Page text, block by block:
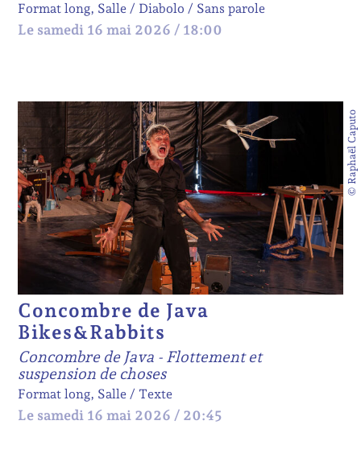
Format long, Salle Diabolo Sans parole
Le samedi 16 mai 2026 / 18:00
© Raphaël Caputo
Concombre de Java
Bikes&Rabbits
Concombre de Java - Flottement et
suspension de choses
Format long, Salle Texte
Le samedi 16 mai 2026 / 20:45